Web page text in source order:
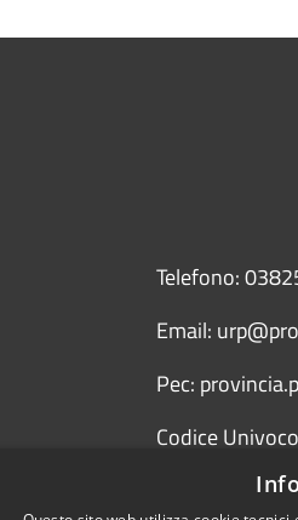
Telefono:
Email:
Pec:
Codice
(Fattura PA)